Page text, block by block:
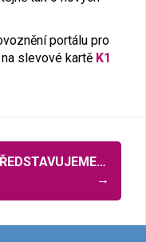
portálu pro
slevové kartě K1
→